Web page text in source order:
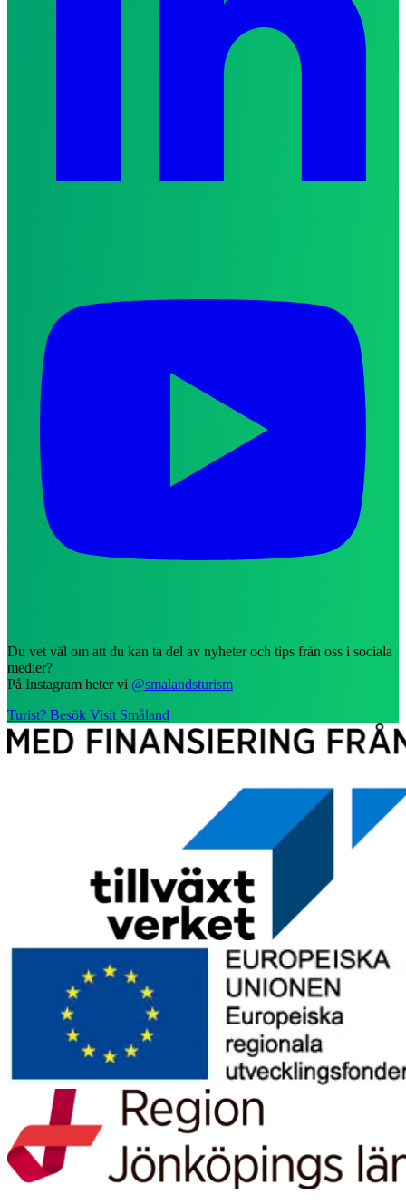
Du vet väl om att du kan ta del av nyheter och tips från oss i sociala
medier?
På Instagram heter vi @smalandsturism
Turist? Besök Visit Småland